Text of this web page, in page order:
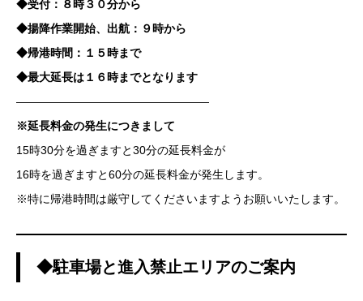
◆受付：８時３０分から
◆揚降作業開始、出航：９時から
◆帰港時間：１５時まで
◆最大延長は１６時までとなります
—————————————————
※延長料金の発生につきまして
15時30分を過ぎますと30分の延長料金が
16時を過ぎますと60分の延長料金が発生します。
※特に帰港時間は厳守してくださいますようお願いいたします。
◆駐車場と進入禁止エリアのご案内